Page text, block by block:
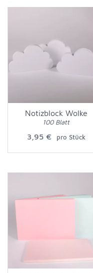
Notizblock Wolke
100 Blatt
3,95 € pro Stück